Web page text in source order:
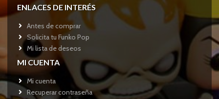
ENLACES DE INTERÉS
Antes de comprar
Solicita tu Funko Pop
Mi lista de deseos
MI CUENTA
Mi cuenta
Recuperar contraseña